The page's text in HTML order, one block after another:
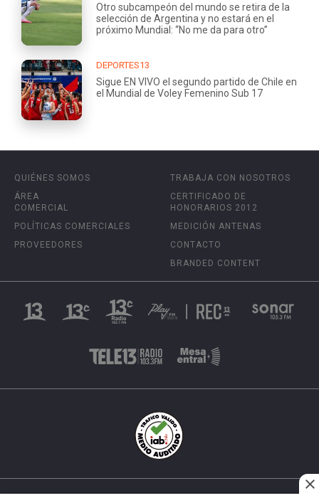
Otro subcampeón del mundo se retira de la
selección de Argentina y no estará en el
próximo Mundial: “No me da para otro”
DEPORTES13
Sigue EN VIVO el segundo partido de Chile en
el Mundial de Voley Femenino Sub 17
QUIÉNES SOMOS
ÁREA
COMERCIAL
POLÍTICAS COMERCIALES
PROVEEDORES
TRABAJA CON NOSOTROS
CERTIFICADO DE
HONORARIOS 2012
MEDICIÓN ANTENAS
CONTACTO
BRANDED CONTENT